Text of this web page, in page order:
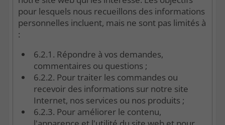
pour lesquels nous recueillons des informations
personnelles incluent, mais ne sont pas limités à
:
6.2.1. Répondre à vos demandes,
commentaires ou questions ;
6.2.2. Pour traiter les commandes ou
recevoir des informations sur notre site
Internet, nos services ou nos produits ;
6.2.3. Pour améliorer le contenu,